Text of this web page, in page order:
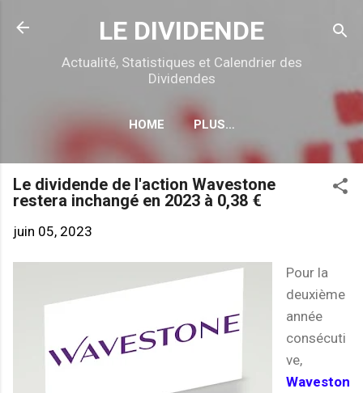
Accéder au contenu principal
LE DIVIDENDE
Actualité, Statistiques et Calendrier des
Dividendes
HOME PLUS…
CALENDRIER DÉTACHEMENTS
Le dividende de l'action Wavestone
restera inchangé en 2023 à 0,38 €
juin 05, 2023
Pour la
deuxième
année
consécuti
ve,
Waveston